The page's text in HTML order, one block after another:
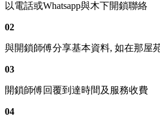
以電話或Whatsapp與木下開鎖聯絡
02
與開鎖師傅分享基本資料, 如在那屋
03
開鎖師傅回覆到達時間及服務收費
04